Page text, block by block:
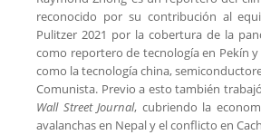
reconocido por su contribución al
Pulitzer 2021 por la cobertura de la
como reportero de tecnología en Pekín
como la tecnología china,
Comunista. Previo a esto también
Wall Street Journal, cubriendo la
avalanchas en Nepal y el conflicto en